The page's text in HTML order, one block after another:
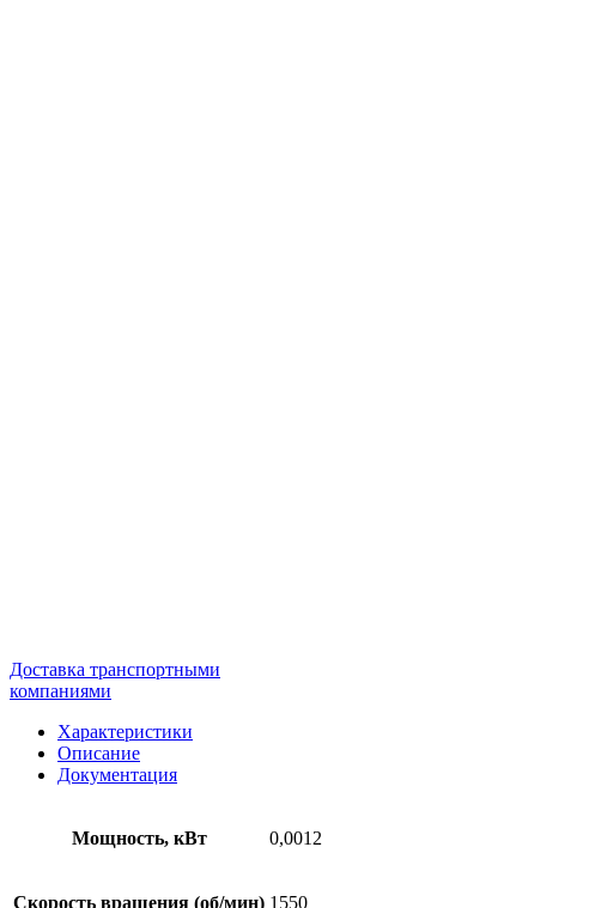
Доставка транспортными
компаниями
Характеристики
Описание
Документация
Мощность, кВт 0,0012
Скорость вращения (об/мин) 1550